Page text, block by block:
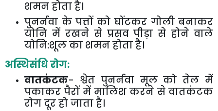
शमन होता है।
पुनर्नवा के पत्तों को घोंटकर गोली बनाकर
योनि में रखने से प्रसव पीड़ा से होने वाले
योनि:शूल का शमन होता है।
अस्थिसंधि रोग:
वातकंटक- श्वेत पुनर्नवा मूल को तेल में
पकाकर पैरों में मालिश करने से वातकंटक
रोग दूर हो जाता है।